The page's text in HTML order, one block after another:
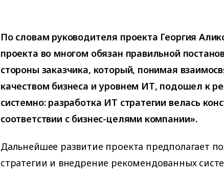
По словам руководителя проекта Георгия
проекта во многом обязан правильной
стороны заказчика, который, понимая
качеством бизнеса и уровнем ИТ, подошел к
системно: разработка ИТ стратегии велась
соответствии с бизнес-целями компании».
Дальнейшее развитие проекта предполагает
стратегии и внедрение рекомендованных